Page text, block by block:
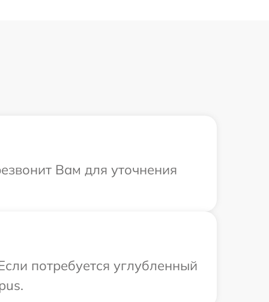
Вам для уточнения
потребуется углубленный